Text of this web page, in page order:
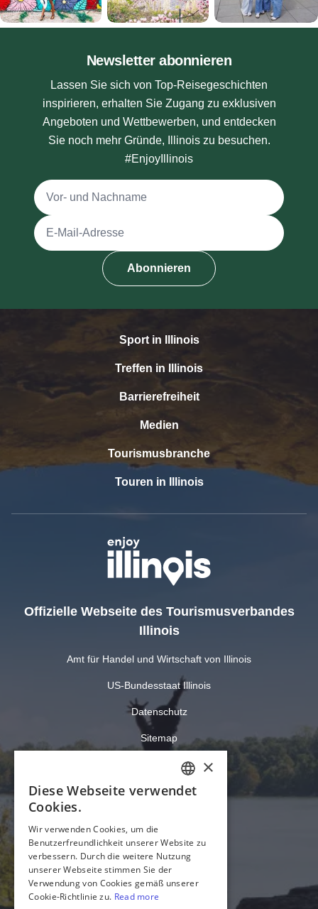
Newsletter abonnieren
Lassen Sie sich von Top-Reisegeschichten
inspirieren, erhalten Sie Zugang zu exklusiven
Angeboten und Wettbewerben, und entdecken
Sie noch mehr Gründe, Illinois zu besuchen.
#EnjoyIllinois
Vollständiger Name
E-Mail-Adresse
Abonnieren
Sport in Illinois
Treffen in Illinois
Barrierefreiheit
Medien
Tourismusbranche
Touren in Illinois
Offizielle Webseite des Tourismusverbandes
Illinois
Amt für Handel und Wirtschaft von Illinois
US-Bundesstaat Illinois
Datenschutz
Sitemap
Cookie-Einstellungen